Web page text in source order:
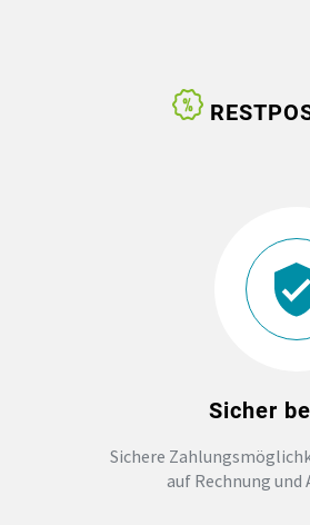
Sicher
Sichere
auf Rechnung und